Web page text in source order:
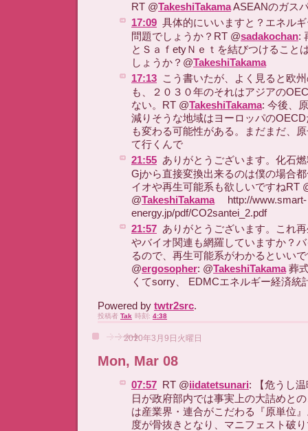
RT @TakeshiTakamaASEANのガス
17:09 具体的にいいますと？エネル
問題でしょうか？RT @sadakochan:
とＳａｆetyＮｅｔを結びつけること
しょうか？@TakeshiTakama
17:13 こう書いたが、よく見ると欧
も、２０３０年のそれはアジアの
ない。RT @TakeshiTakama: 今後、
減りそうな地域はヨーロッパの
も変わる可能性がある。まだまだ、
て行くんで
21:55 ありがとうございます。化石
Gjから直接変換出来るのは僕の場合
イオや再生可能系も欲しいですねRT
@TakeshiTakamahttp://www.smart-
energy.jp/pdf/CO2santei_2.pdf
21:57 ありがとうございます。これ
やバイオ関連も網羅していますか？
るので、再生可能系がわかるといい
@ergosopher: @TakeshiTakama葬
くてsorry、 EDMCエネルギー経済統
Powered by twtr2src.
投稿者 Tak 時刻: 4:38
2010年3月9日火曜日
Mon, Mar 08
07:57 RT @iidatetsunari: 【危うし
日が政府部内では事実上の大詰めと
は産業界・連合がこだわる『原単位
度が骨抜きとなり、マニフェスト破